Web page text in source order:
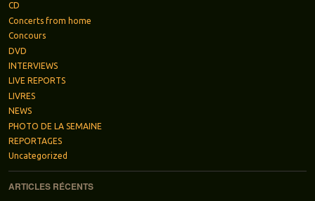
CD
Concerts from home
Concours
DVD
INTERVIEWS
LIVE REPORTS
LIVRES
NEWS
PHOTO DE LA SEMAINE
REPORTAGES
Uncategorized
ARTICLES RÉCENTS